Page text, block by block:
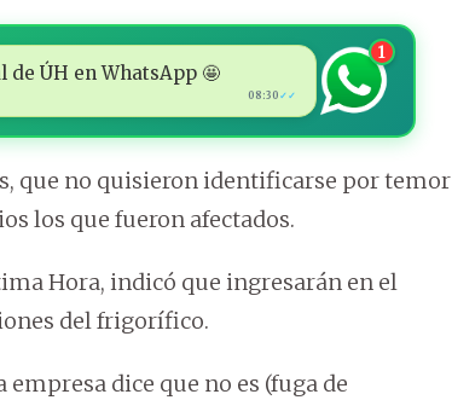
ÚH en WhatsApp 🤩
08:30 ✓✓
1
que no quisieron identificarse por temor
los que fueron afectados.
Hora, indicó que ingresarán en el
del frigorífico.
dice que no es (fuga de